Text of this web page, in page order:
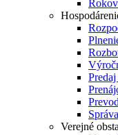
Verejné